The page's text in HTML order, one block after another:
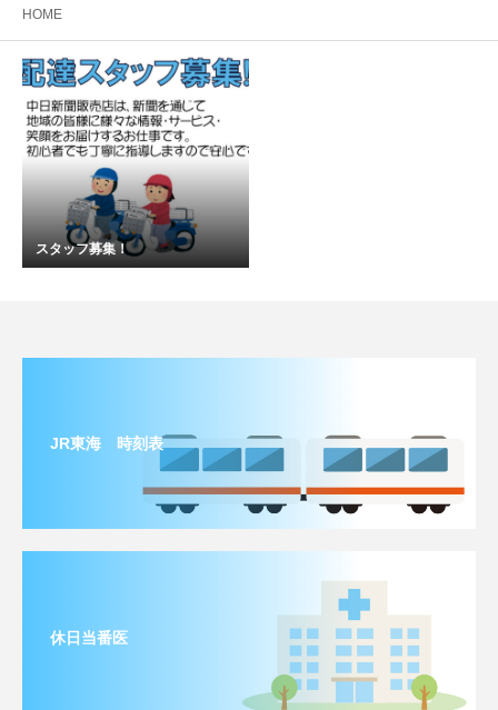
HOME
スタッフ募集！
JR東海 時刻表
休日当番医